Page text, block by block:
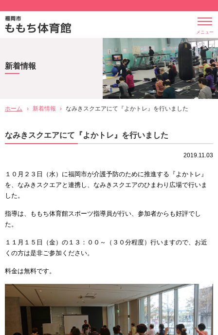
メニュー
新着情報
ホーム › 新着情報 › なみきスクエアにて『よかトレ』を行いました
なみきスクエアにて『よかトレ』を行いました
2019.11.03
１０月２３日（水）に福岡市が介護予防のために推進する『よかトレ』
を、なみきスクエアと連携し、なみきスクエアのひまわり広場で行いま
した。
指導は、ももち体育館スポーツ指導員が行い、参加者からも好評でし
た。
１１月１５日（金）の１３：００～（３０分程度）行いますので、お近
くの方は是非ご参加ください。
料金は無料です。